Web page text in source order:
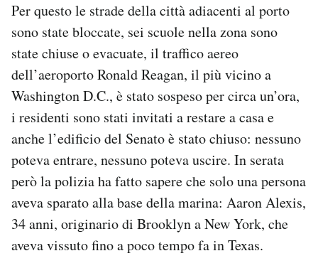
Per questo le strade della città adiacenti al porto
sono state bloccate, sei scuole nella zona sono
state chiuse o evacuate, il traffico aereo
dell’aeroporto Ronald Reagan, il più vicino a
Washington D.C., è stato sospeso per circa un’ora,
i residenti sono stati invitati a restare a casa e
anche l’edificio del Senato è stato chiuso: nessuno
poteva entrare, nessuno poteva uscire. In serata
però la polizia ha fatto sapere che solo una persona
aveva sparato alla base della marina: Aaron Alexis,
34 anni, originario di Brooklyn a New York, che
aveva vissuto fino a poco tempo fa in Texas.